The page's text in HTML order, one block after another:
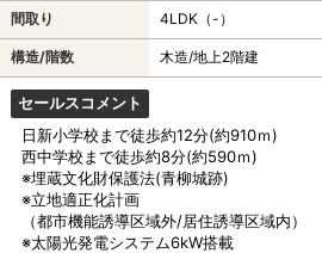
間取り 4LDK（-）
構造/階数 木造/地上2階建
セールスコメント
日新小学校まで徒歩約12分(約910ｍ)
西中学校まで徒歩約8分(約590ｍ)
※埋蔵文化財保護法(青柳城跡)
※立地適正化計画
（都市機能誘導区域外/居住誘導区域内）
※太陽光発電システム6kW搭載